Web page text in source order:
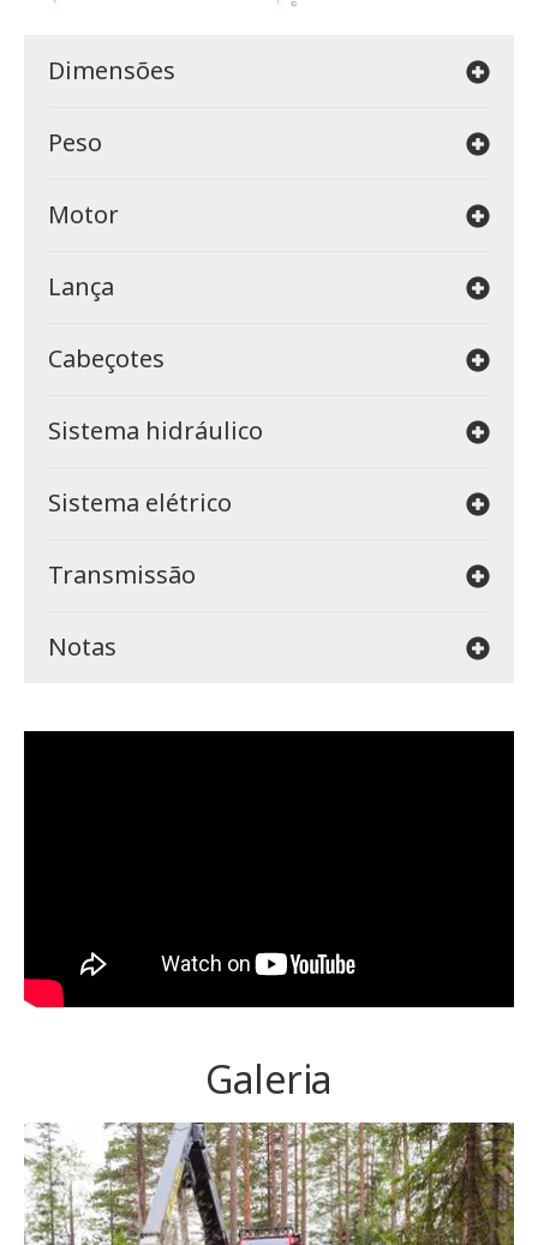
Dimensões
Peso
Motor
Lança
Cabeçotes
Sistema hidráulico
Sistema elétrico
Transmissão
Notas
Galeria